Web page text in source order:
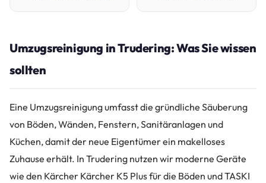
Umzugsreinigung in Trudering: Was Sie wissen
sollten
Eine Umzugsreinigung umfasst die gründliche Säuberung
von Böden, Wänden, Fenstern, Sanitäranlagen und
Küchen, damit der neue Eigentümer ein makelloses
Zuhause erhält. In Trudering nutzen wir moderne Geräte
wie den Kärcher Kärcher K5 Plus für die Böden und TASKI